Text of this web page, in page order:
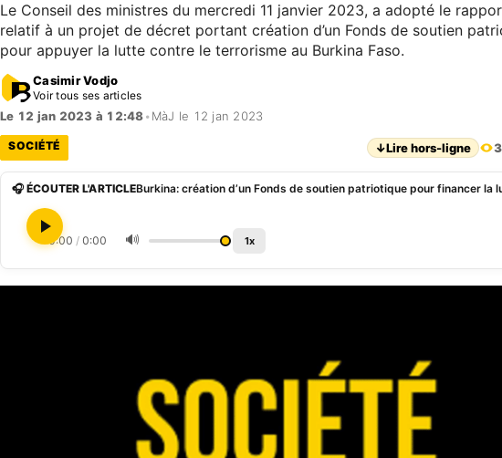
Le Conseil des ministres du mercredi 11 janvier 2023, a adopté le
relatif à un projet de décret portant création d’un Fonds de soutien
pour appuyer la lutte contre le terrorisme au Burkina Faso.
Casimir Vodjo
Voir tous ses articles
Le 12 jan 2023 à 12:48• MàJ le 12 jan 2023
SOCIÉTÉ ↓Lire hors-ligne
🎧 ÉCOUTER L'ARTICLE
0:00 / 0:00 🔊 1x